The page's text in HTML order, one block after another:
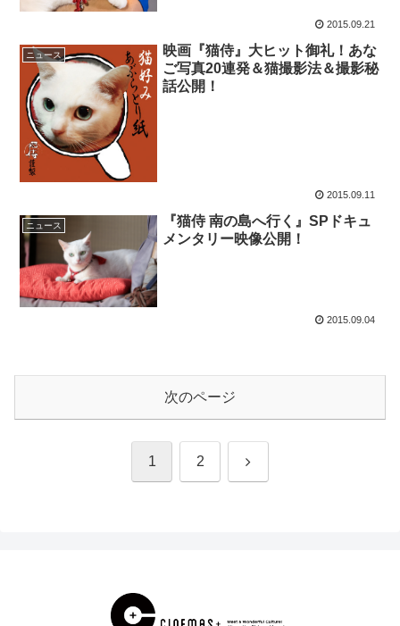
2015.09.21
ニュース
映画『猫侍』大ヒット御礼！あな
ご写真20連発＆猫撮影法＆撮影秘
話公開！
2015.09.11
ニュース
『猫侍 南の島へ行く』SPドキュ
メンタリー映像公開！
2015.09.04
次のページ
1 2 次